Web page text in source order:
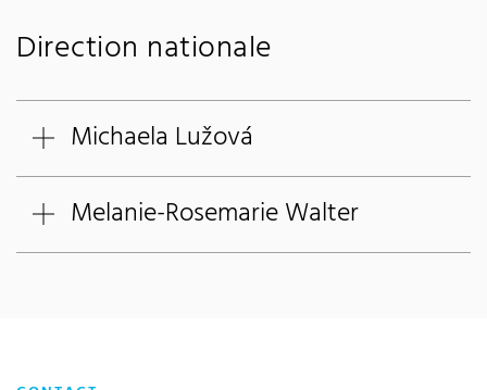
Direction nationale
Michaela Lužová
Melanie-Rosemarie Walter